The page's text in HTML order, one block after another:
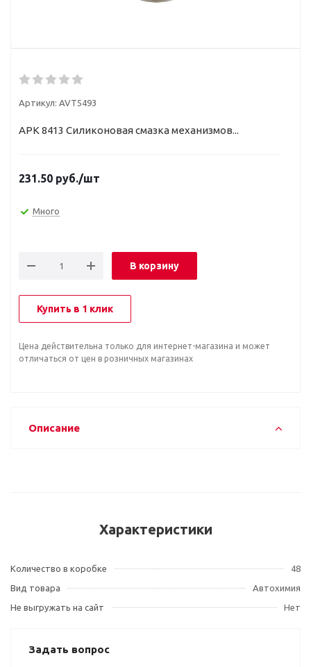
Артикул: AVT5493
APK 8413 Силиконовая смазка механизмов...
231.50 руб./шт
Много
В корзину
Купить в 1 клик
Цена действительна только для интернет-магазина и может
отличаться от цен в розничных магазинах
Описание
Характеристики
Количество в коробке
48
Вид товара
Автохимия
Не выгружать на сайт
Нет
Задать вопрос